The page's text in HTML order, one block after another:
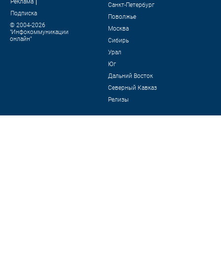
Подписка
© 2004-2026
"Инфокоммуникации
онлайн"
Санкт-Петербург
Поволжье
Москва
Сибирь
Урал
Юг
Дальний Восток
Северный Кавказ
Релизы